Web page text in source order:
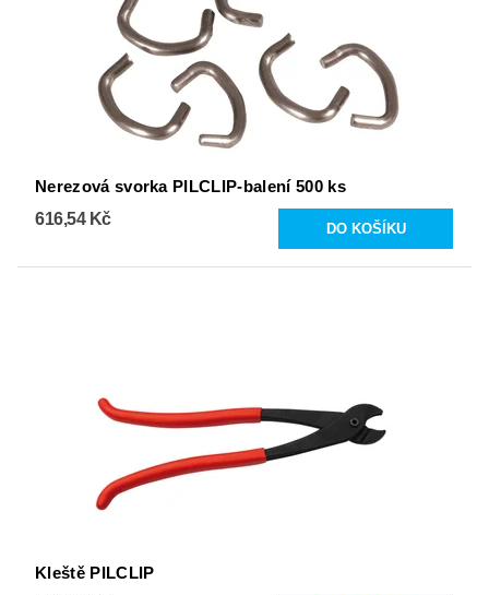
Nerezová svorka PILCLIP-balení 500 ks
616,54 Kč
Kleště PILCLIP